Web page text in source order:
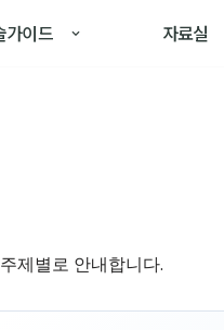
가이드 자료실
제별로 안내합니다.